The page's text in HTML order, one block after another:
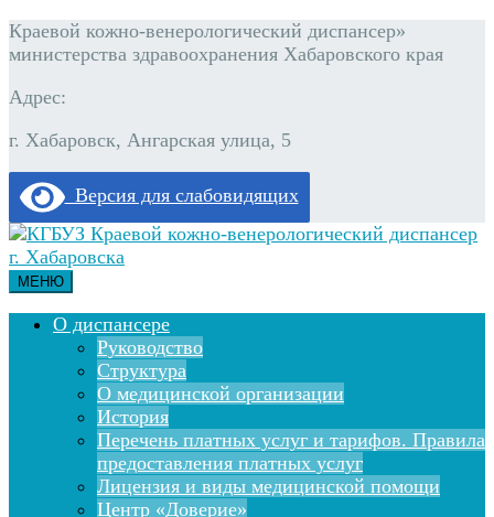
Краевой кожно-венерологический диспансер»
министерства здравоохранения Хабаровского края
Адрес:
г. Хабаровск, Ангарская улица, 5
Версия для слабовидящих
МЕНЮ
О диспансере
Руководство
Структура
О медицинской организации
История
Перечень платных услуг и тарифов. Правила
предоставления платных услуг
Лицензия и виды медицинской помощи
Центр «Доверие»